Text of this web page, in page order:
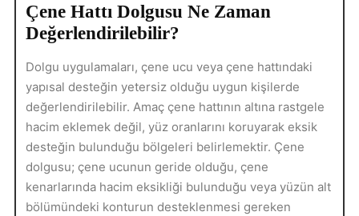
Çene Hattı Dolgusu Ne Zaman
Değerlendirilebilir?
Dolgu uygulamaları, çene ucu veya çene hattındaki
yapısal desteğin yetersiz olduğu uygun kişilerde
değerlendirilebilir. Amaç çene hattının altına rastgele
hacim eklemek değil, yüz oranlarını koruyarak eksik
desteğin bulunduğu bölgeleri belirlemektir. Çene
dolgusu; çene ucunun geride olduğu, çene
kenarlarında hacim eksikliği bulunduğu veya yüzün alt
bölümündeki konturun desteklenmesi gereken